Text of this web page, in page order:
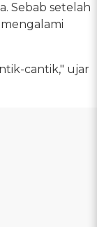
Sebab setelah
cantik," ujar